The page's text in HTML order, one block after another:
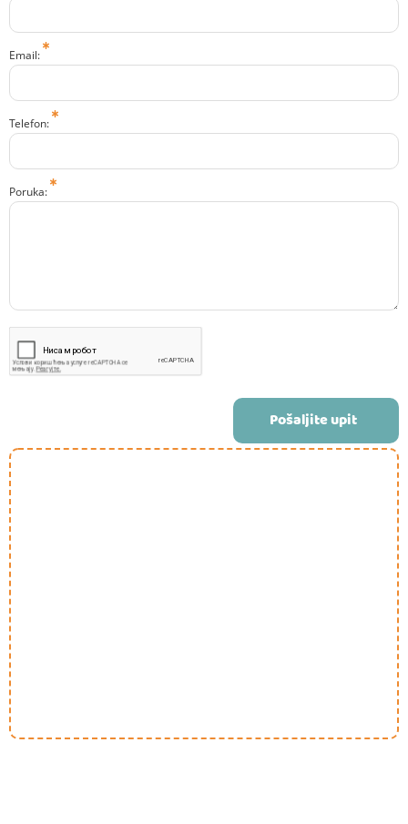
Email:
Telefon:
Poruka:
Pošaljite upit